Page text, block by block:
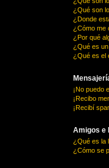
¿Qué son
¿Donde
¿Cómo me
¿Por qué
¿Qué es
¿Qué es el
¡No puedo
¡Recibo
¡Recibí
Amigos e
¿Qué es la
¿Cómo se